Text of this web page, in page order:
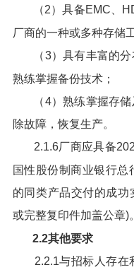
（2）具备EMC、
厂商的一种或多种存储
（3）具有丰富的
熟练掌握备份技术；
（4）熟练掌握存
除故障，恢复生产。
2.1.6厂商应具备
国性股份制商业银行
的同类产品交付的成
或完整复印件加盖公章)。
2.2其他要求
2.2.1与招标人存